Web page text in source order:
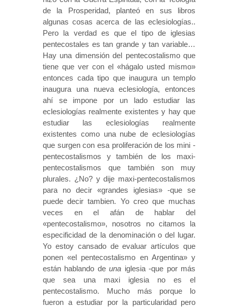
de la Prosperidad, planteó en sus libros
algunas cosas acerca de las eclesiologías..
Pero la verdad es que el tipo de iglesias
pentecostales es tan grande y tan variable…
Hay una dimensión del pentecostalismo que
tiene que ver con el «hágalo usted mismo»
entonces cada tipo que inaugura un templo
inaugura una nueva eclesiología, entonces
ahí se impone por un lado estudiar las
eclesiologías realmente existentes y hay que
estudiar las eclesiologías realmente
existentes como una nube de eclesiologías
que surgen con esa proliferación de los mini -
pentecostalismos y también de los maxi-
pentecostalismos que también son muy
plurales. ¿No? y dije maxi-pentecostalismos
para no decir «grandes iglesias» -que se
puede decir tambien. Yo creo que muchas
veces en el afán de hablar del
«pentecostalismo», nosotros no citamos la
especificidad de la denominación o del lugar.
Yo estoy cansado de evaluar artículos que
ponen «el pentecostalismo en Argentina» y
están hablando deuna iglesia -que por más
que sea una maxi iglesia no es el
pentecostalismo. Mucho más porque lo
fueron a estudiar por la particularidad pero